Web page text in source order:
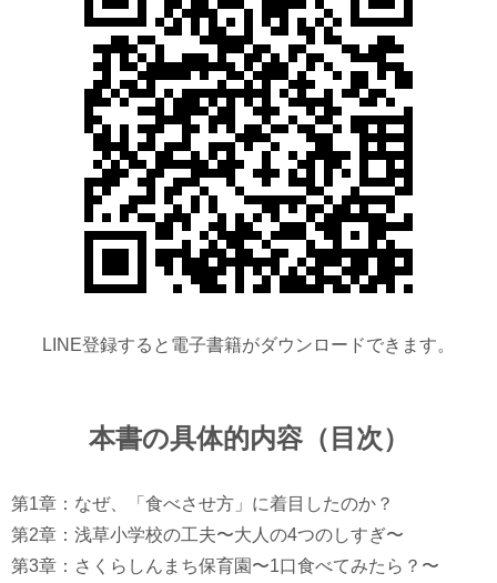
LINE登録すると電子書籍がダウンロードできます。
本書の具体的内容（目次）
第1章：なぜ、「食べさせ方」に着目したのか？
第2章：浅草小学校の工夫〜大人の4つのしすぎ〜
第3章：さくらしんまち保育園〜1口食べてみたら？〜